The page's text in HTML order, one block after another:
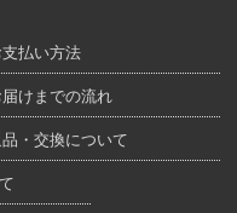
支払い方法
届けまでの流れ
・交換について